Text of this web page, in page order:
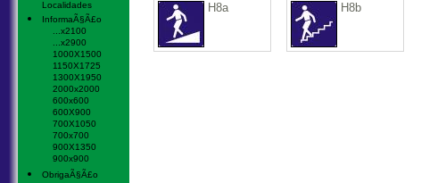
Localidades
InformaÃ§Ã£o
...x2100
...x2900
1000X1500
1150X1725
1300X1950
2000x2000
600x600
600X900
700X1050
700x700
900X1350
900x900
ObrigaÃ§Ã£o
H8a H8b